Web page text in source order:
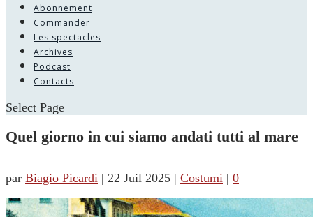
Abonnement
Commander
Les spectacles
Archives
Podcast
Contacts
Select Page
Quel giorno in cui siamo andati tutti al mare
par Biagio Picardi | 22 Juil 2025 | Costumi | 0